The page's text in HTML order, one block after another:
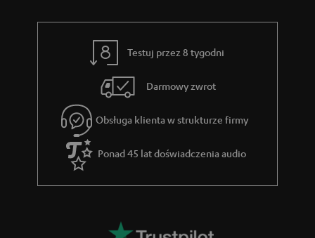
Testuj przez 8 tygodni
Darmowy zwrot
Obsługa klienta w strukturze firmy
Ponad 45 lat doświadczenia audio